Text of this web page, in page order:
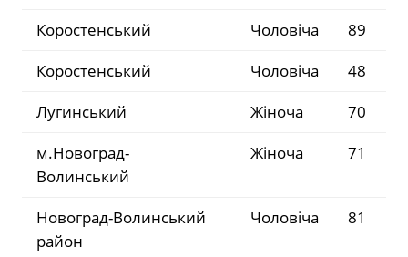
Коростенський
Чоловіча
89
Коростенський
Чоловіча
48
Лугинський
Жіноча
70
м.Новоград-
Волинський
Жіноча 71
Новоград-Волинський
район
Чоловіча 81